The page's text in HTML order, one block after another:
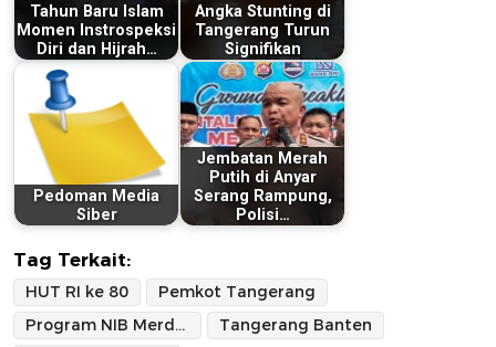
Tahun Baru Islam
Momen Instrospeksi
Diri dan Hijrah…
Angka Stunting di
Tangerang Turun
Signifikan
Pedoman Media
Siber
Jembatan Merah
Putih di Anyar
Serang Rampung,
Polisi…
Tag Terkait:
HUT RI ke 80
Pemkot Tangerang
Program NIB Merdeka 2025
Tangerang Banten